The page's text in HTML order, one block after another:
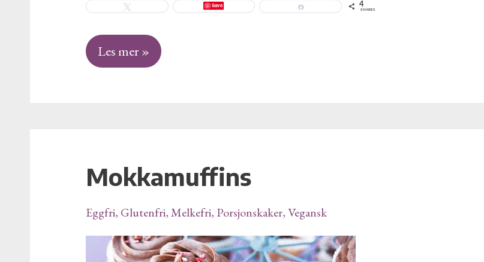
Save 4
SHARES
Les mer »
Mokkamuffins
Eggfri, Glutenfri,Melkefri, Porsjonskaker,Vegansk
Mokkamuffins